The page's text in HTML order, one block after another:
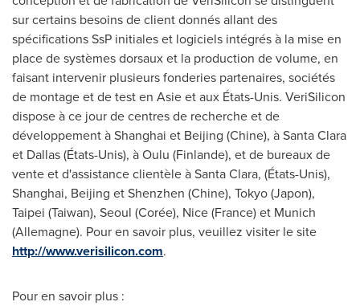
sur certains besoins de client donnés allant des
spécifications SsP initiales et logiciels intégrés à la mise en
place de systèmes dorsaux et la production de volume, en
faisant intervenir plusieurs fonderies partenaires, sociétés
de montage et de test en Asie et aux États-Unis. VeriSilicon
dispose à ce jour de centres de recherche et de
développement àShanghai et Beijing (Chine), à Santa Clara
et Dallas(États-Unis), à Oulu (Finlande), et de bureaux de
vente et d'assistance clientèle à Santa Clara, (États-Unis),
Shanghai, Beijing etShenzhen (Chine), Tokyo(Japon),
Taipei (Taiwan), Seoul (Corée), Nice (France)et Munich
(Allemagne). Pour en savoir plus, veuillez visiter le site
http://www.verisilicon.com.
Pour en savoir plus :